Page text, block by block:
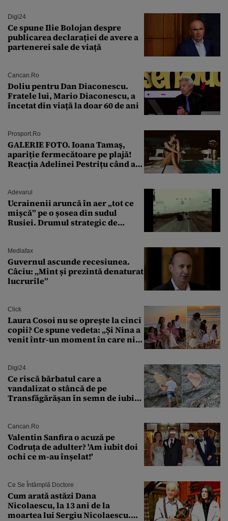
Digi24
Ce spune Ilie Bolojan despre
publicarea declarației de avere a
partenerei sale de viață
Cancan.ro
Doliu pentru Dan Diaconescu.
Fratele lui, Mario Diaconescu, a
încetat din viață la doar 60 de ani
Prosport.ro
GALERIE FOTO. Ioana Tamaş,
apariție fermecătoare pe plajă!
Reacția Adelinei Pestrițu când a
Adevarul
Ucrainenii aruncă în aer „tot ce
mișcă” pe o șosea din sudul
Rusiei. Drumul strategic de
Mediafax
Guvernul ascunde recesiunea.
Câciu: „Mint și prezintă denaturat
lucrurile”
Click
Laura Cosoi nu se oprește la cinci
copii? Ce spune vedeta: „Și Nina a
venit într-un moment în care nici
Digi24
Ce riscă bărbatul care a
vandalizat o stâncă de pe
Transfăgărășan în semn de iubire
Cancan.ro
Valentin Sanfira o acuză pe
Codruța de adulter? 'Am iubit doi
ochi ce m-au înșelat!'
Ce Se Întâmplă Doctore
Cum arată astăzi Dana
Nicolaescu, la 13 ani de la
moartea lui Sergiu Nicolaescu.